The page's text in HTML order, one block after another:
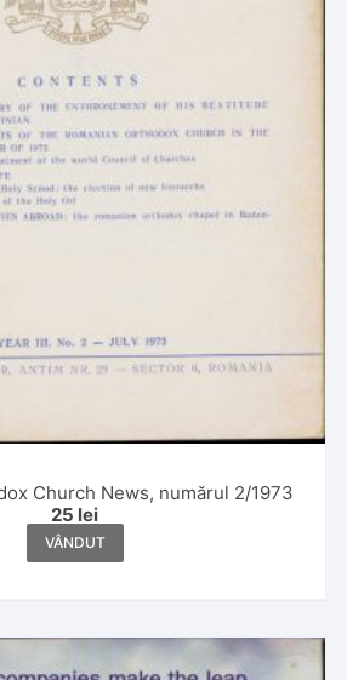
Church News, numărul 2/1973
25 lei
VÂNDUT